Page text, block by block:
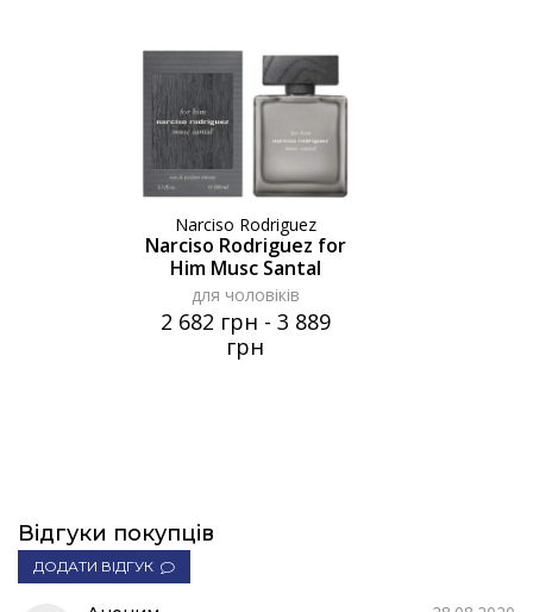
Narciso Rodriguez
Narciso Rodriguez for
Him Musc Santal
для чоловіків
2 682 грн - 3 889
грн
Відгуки покупців
ДОДАТИ ВІДГУК